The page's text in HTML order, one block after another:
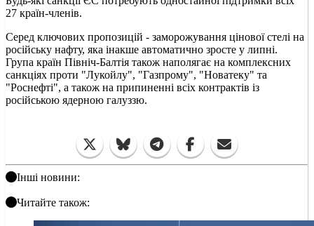
27 країн-членів.
Серед ключових пропозицій - заморожування цінової стелі на
російську нафту, яка інакше автоматично зросте у липні.
Група країн Північ-Балтія також наполягає на комплексних
санкціях проти "Лукойлу", "Газпрому", "Новатеку" та
"Роснефті", а також на припиненні всіх контрактів із
російською ядерною галуззю.
Інші новини:
Читайте також: